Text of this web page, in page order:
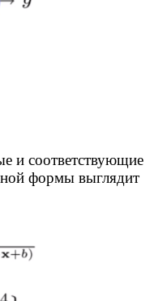
и соответствующие
формы выглядит